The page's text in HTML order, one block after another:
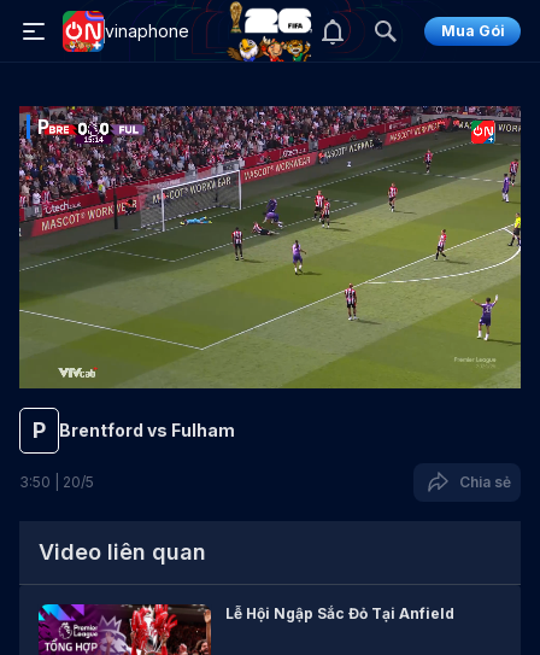
vinaphone Mua Gói
P
P Brentford vs Fulham
3:50 20/5 Chia sẻ
Video liên quan
Lễ Hội Ngập Sắc Đỏ Tại Anfield